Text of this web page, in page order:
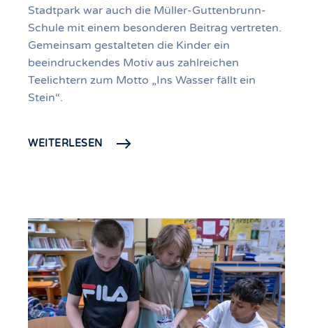
Stadtpark war auch die Müller-Guttenbrunn-
Schule mit einem besonderen Beitrag vertreten.
Gemeinsam gestalteten die Kinder ein
beeindruckendes Motiv aus zahlreichen
Teelichtern zum Motto „Ins Wasser fällt ein
Stein“.
WEITERLESEN